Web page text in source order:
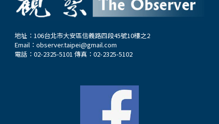
地址：106台北市大安區信義路四段45號10樓之2
Email： observer.taipei@gmail.com
電話：02-2325-5101 傳真：02-2325-5102